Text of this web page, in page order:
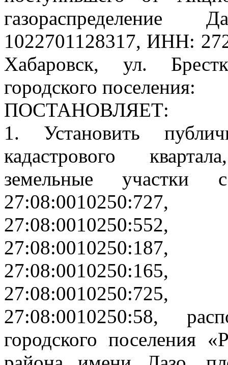
1022701128317, ИНН:
Хабаровск, ул.
городского поселения:
ПОСТАНОВЛЯЕТ:
1. Установить
кадастрового
земельные участки
27:08:0010250:58,
городского поселения